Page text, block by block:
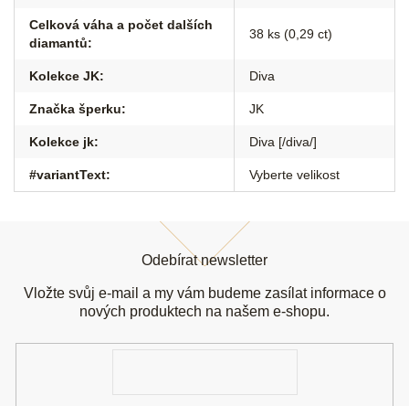
Celková váha a počet dalších
diamantů:
38 ks (0,29 ct)
Kolekce JK: Diva
Značka šperku: JK
Kolekce jk: Diva [/diva/]
#variantText: Vyberte velikost
Odebírat newsletter
Vložte svůj e-mail a my vám budeme zasílat informace o
nových produktech na našem e-shopu.